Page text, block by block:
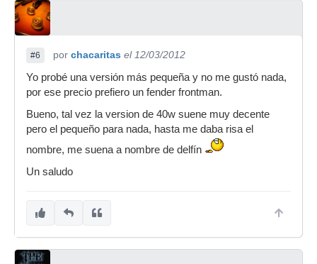
#6 por chacaritas el 12/03/2012
Yo probé una versión más pequeña y no me gustó nada,
por ese precio prefiero un fender frontman.
Bueno, tal vez la version de 40w suene muy decente
pero el pequeño para nada, hasta me daba risa el
nombre, me suena a nombre de delfín
Un saludo